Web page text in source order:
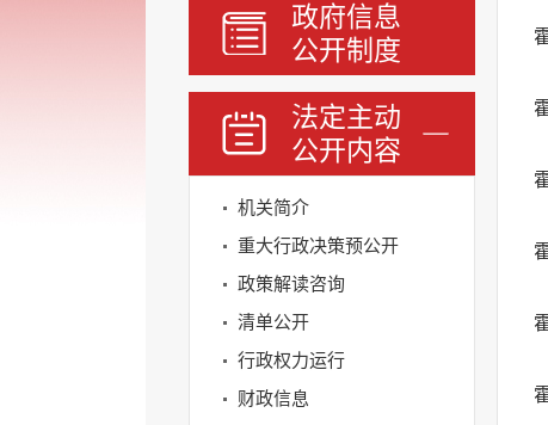
政府信息
公开制度
法定主动
公开内容
机关简介
重大行政决策预公开
政策解读咨询
清单公开
行政权力运行
财政信息